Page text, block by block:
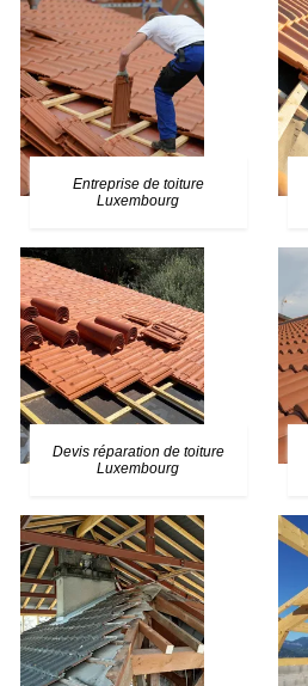
Entreprise de toiture
Luxembourg
Devis réparation de toiture
Luxembourg